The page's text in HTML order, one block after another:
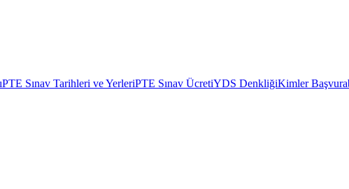
PTE Sınav Tarihleri ve YerleriPTE Sınav ÜcretiYDS DenkliğiKimler